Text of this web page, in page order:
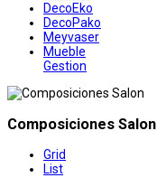
DecoEko
DecoPako
Meyvaser
Mueble
Gestion
Composiciones Salon
Grid
List